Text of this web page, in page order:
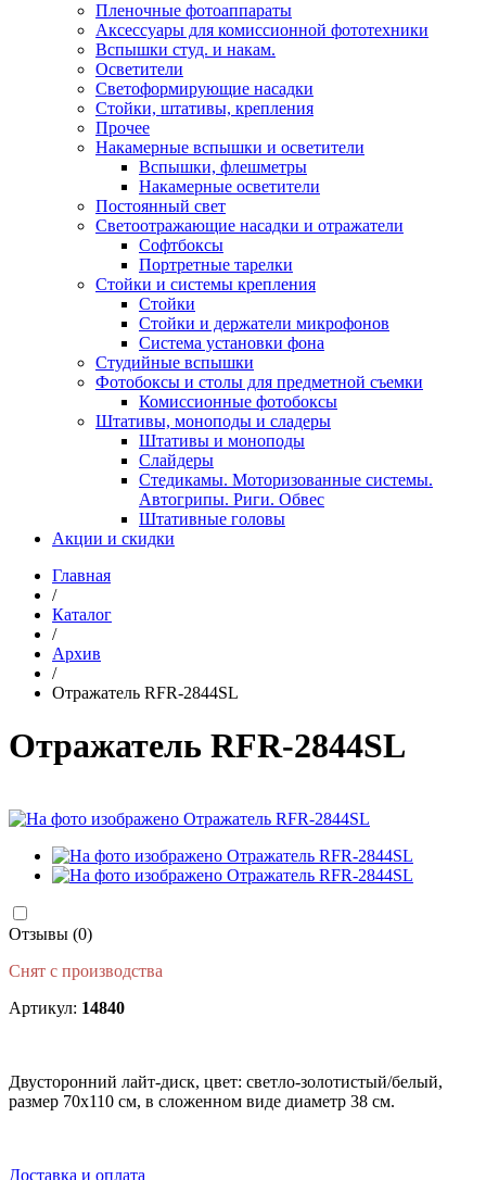
Пленочные фотоаппараты
Аксессуары для комиссионной фототехники
Вспышки студ. и накам.
Осветители
Светоформирующие насадки
Стойки, штативы, крепления
Прочее
Накамерные вспышки и осветители
Вспышки, флешметры
Накамерные осветители
Постоянный свет
Светоотражающие насадки и отражатели
Софтбоксы
Портретные тарелки
Стойки и системы крепления
Стойки
Стойки и держатели микрофонов
Система установки фона
Студийные вспышки
Фотобоксы и столы для предметной съемки
Комиссионные фотобоксы
Штативы, моноподы и сладеры
Штативы и моноподы
Слайдеры
Стедикамы. Моторизованные системы.
Автогрипы. Риги. Обвес
Штативные головы
Акции и скидки
Главная
/
Каталог
/
Архив
/
Отражатель RFR-2844SL
Отражатель RFR-2844SL
Отзывы (0)
Снят с производства
Артикул: 14840
Двусторонний лайт-диск, цвет: светло-золотистый/белый,
размер 70x110 см, в сложенном виде диаметр 38 см.
Доставка и оплата